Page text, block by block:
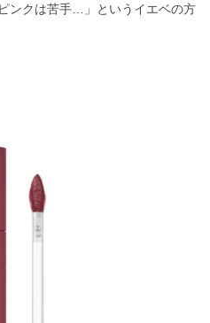
ンクは苦手…」というイエベの方